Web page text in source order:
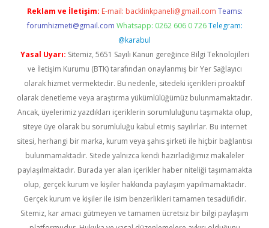
Reklam ve İletişim: E-mail: backlinkpaneli@gmail.com Teams:
forumhizmeti@gmail.com Whatsapp: 0262 606 0 726 Telegram:
@karabul
Yasal Uyarı: Sitemiz, 5651 Sayılı Kanun gereğince Bilgi Teknolojileri
ve İletişim Kurumu (BTK) tarafından onaylanmış bir Yer Sağlayıcı
olarak hizmet vermektedir. Bu nedenle, sitedeki içerikleri proaktif
olarak denetleme veya araştırma yükümlülüğümüz bulunmamaktadır.
Ancak, üyelerimiz yazdıkları içeriklerin sorumluluğunu taşımakta olup,
siteye üye olarak bu sorumluluğu kabul etmiş sayılırlar. Bu internet
sitesi, herhangi bir marka, kurum veya şahıs şirketi ile hiçbir bağlantısı
bulunmamaktadır. Sitede yalnızca kendi hazırladığımız makaleler
paylaşılmaktadır. Burada yer alan içerikler haber niteliği taşımamakta
olup, gerçek kurum ve kişiler hakkında paylaşım yapılmamaktadır.
Gerçek kurum ve kişiler ile isim benzerlikleri tamamen tesadüfidir.
Sitemiz, kar amacı gütmeyen ve tamamen ücretsiz bir bilgi paylaşım